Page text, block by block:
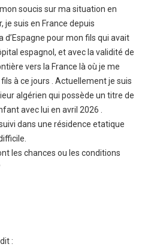
soucis sur ma situation en
je suis en France depuis
d’Espagne pour mon fils qui avait
espagnol, et avec la validité de
vers la France là où je me
à ce jours . Actuellement je suis
algérien qui possède un titre de
avec lui en avril 2026 .
dans une résidence etatique
les chances ou les conditions
dit :